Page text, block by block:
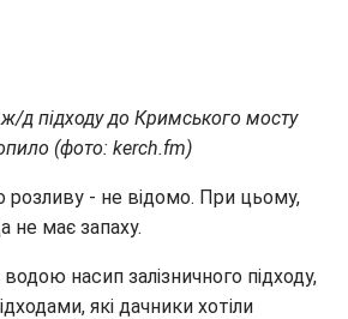
д підходу до Кримського мосту
(фото: kerch.fm)
розливу - не відомо. При цьому,
не має запаху.
насип залізничного підходу,
які дачники хотіли